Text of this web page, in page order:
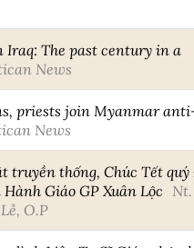
The past century in a
News
priests join Myanmar
News
truyền thống, Chúc Tết
Giáo GP Xuân Lộc Nt.
O.P